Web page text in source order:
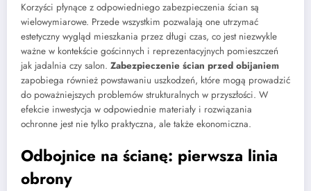
Korzyści płynące z odpowiedniego zabezpieczenia ścian są
wielowymiarowe. Przede wszystkim pozwalają one utrzymać
estetyczny wygląd mieszkania przez długi czas, co jest niezwykle
ważne w kontekście gościnnych i reprezentacyjnych pomieszczeń
jak jadalnia czy salon. Zabezpieczenie ścian przed obijaniem
zapobiega również powstawaniu uszkodzeń, które mogą prowadzić
do poważniejszych problemów strukturalnych w przyszłości. W
efekcie inwestycja w odpowiednie materiały i rozwiązania
ochronne jest nie tylko praktyczna, ale także ekonomiczna.
Odbojnice na ścianę: pierwsza linia
obrony